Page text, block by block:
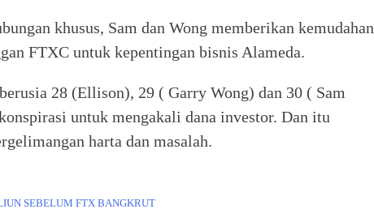
khusus, Sam dan Wong memberikan kemudahan
FTXC untuk kepentingan bisnis Alameda.
28 (Ellison), 29 ( Garry Wong) dan 30 ( Sam
untuk mengakali dana investor. Dan itu
harta dan masalah.
SEBELUM FTX BANGKRUT